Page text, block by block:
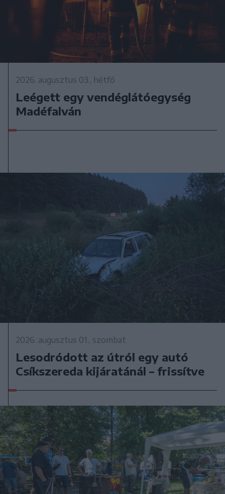
2026. augusztus 03., hétfő
Leégett egy vendéglátóegység
Madéfalván
2026. augusztus 01., szombat
Lesodródott az útról egy autó
Csíkszereda kijáratánál – frissítve